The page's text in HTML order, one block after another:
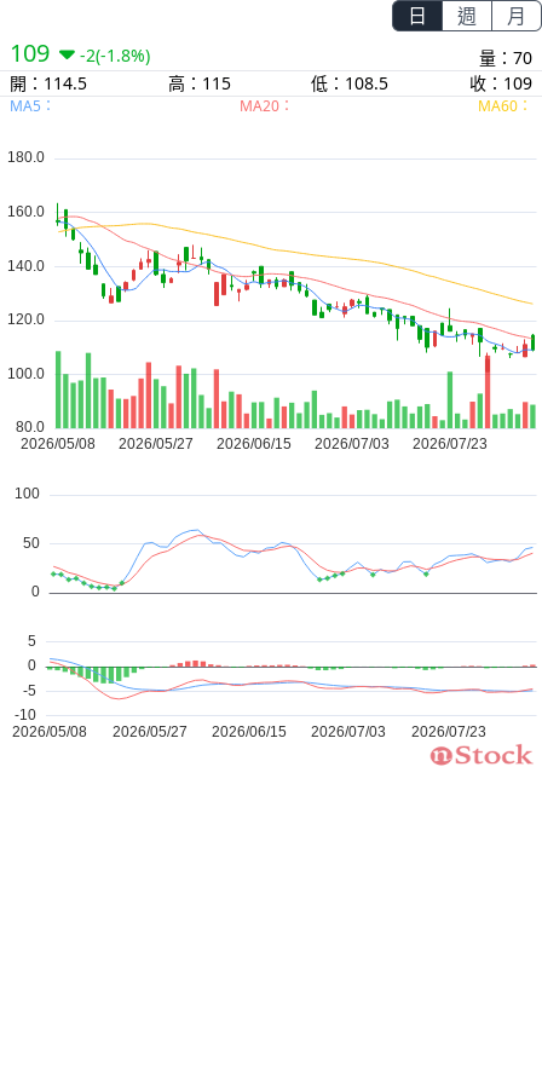
日 週 月
109 -2(-1.8%)
量：70
開：114.5
高：115 低：108.5 收：109
MA5： MA20： MA60：